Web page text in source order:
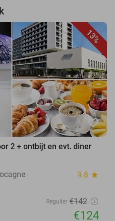
13%
favorite_border
2 + ontbijt en evt. diner
9.8 star
Regulier €142
€124